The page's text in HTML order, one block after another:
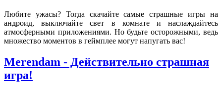
Любите ужасы? Тогда скачайте самые страшные игры на
андроид, выключайте свет в комнате и наслаждайтесь
атмосферными приложениями. Но будьте осторожными, ведь
множество моментов в геймплее могут напугать вас!
Merendam - Действительно страшная
игра!